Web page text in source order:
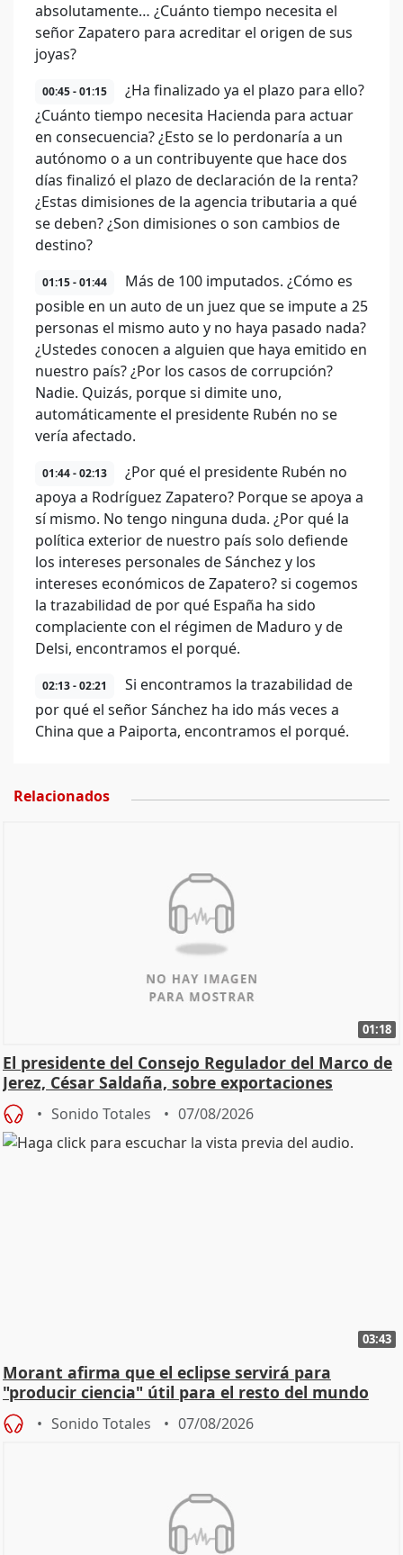
absolutamente… ¿Cuánto tiempo necesita el
señor Zapatero para acreditar el origen de sus
joyas?
00:45 - 01:15
¿Ha finalizado ya el plazo para ello?
¿Cuánto tiempo necesita Hacienda para actuar
en consecuencia? ¿Esto se lo perdonaría a un
autónomo o a un contribuyente que hace dos
días finalizó el plazo de declaración de la renta?
¿Estas dimisiones de la agencia tributaria a qué
se deben? ¿Son dimisiones o son cambios de
destino?
01:15 - 01:44
Más de 100 imputados. ¿Cómo es
posible en un auto de un juez que se impute a 25
personas el mismo auto y no haya pasado nada?
¿Ustedes conocen a alguien que haya emitido en
nuestro país? ¿Por los casos de corrupción?
Nadie. Quizás, porque si dimite uno,
automáticamente el presidente Rubén no se
vería afectado.
01:44 - 02:13
¿Por qué el presidente Rubén no
apoya a Rodríguez Zapatero? Porque se apoya a
sí mismo. No tengo ninguna duda. ¿Por qué la
política exterior de nuestro país solo defiende
los intereses personales de Sánchez y los
intereses económicos de Zapatero? si cogemos
la trazabilidad de por qué España ha sido
complaciente con el régimen de Maduro y de
Delsi, encontramos el porqué.
02:13 - 02:21
Si encontramos la trazabilidad de
por qué el señor Sánchez ha ido más veces a
China que a Paiporta, encontramos el porqué.
Relacionados
01:18
El presidente del Consejo Regulador del Marco de
Jerez, César Saldaña, sobre exportaciones
Sonido Totales 07/08/2026
03:43
Morant afirma que el eclipse servirá para
"producir ciencia" útil para el resto del mundo
Sonido Totales 07/08/2026